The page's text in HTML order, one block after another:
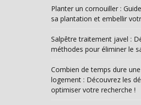
Planter un cornouiller :
sa plantation et embellir
Salpêtre traitement javel :
méthodes pour éliminer le
Combien de temps dure
logement : Découvrez les
optimiser votre recherche !